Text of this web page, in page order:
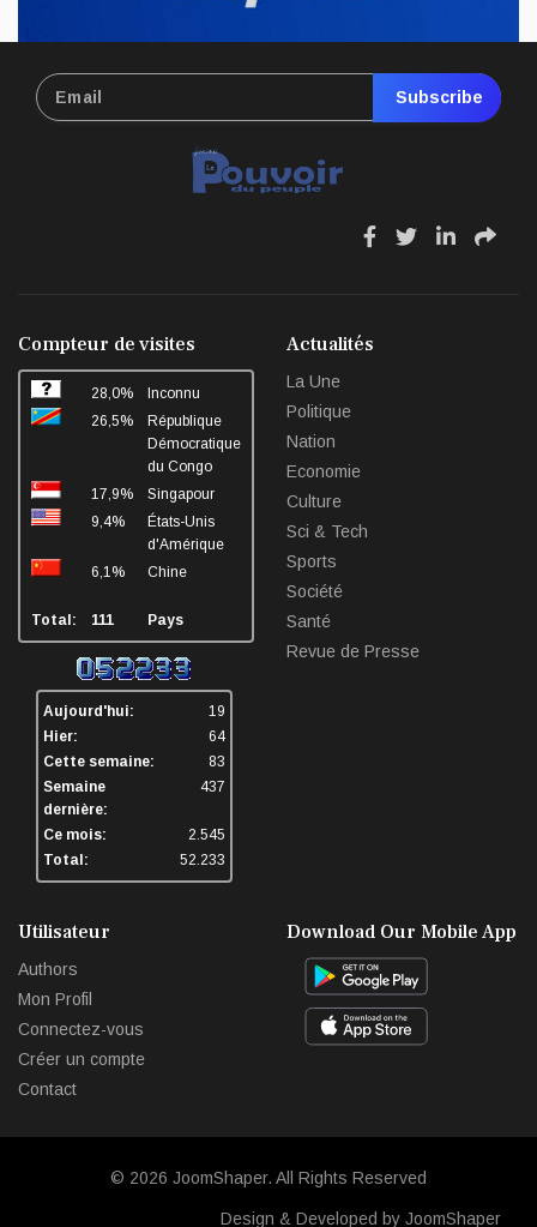
Subscribe
fa
fa
fa
fa
Compteur de visites
28,0%
Inconnu
26,5%
République
Démocratique
du Congo
17,9%
Singapour
9,4%
États-Unis
d'Amérique
6,1%
Chine
Total: 111 Pays
Aujourd'hui:
19
Hier:
64
Cette semaine:
83
Semaine
dernière:
437
Ce mois:
2.545
Total:
52.233
Actualités
La Une
Politique
Nation
Economie
Culture
Sci & Tech
Sports
Société
Santé
Revue de Presse
Utilisateur
Authors
Mon Profil
Connectez-vous
Créer un compte
Contact
Download Our Mobile App
© 2026 JoomShaper. All Rights Reserved
Design & Developed by JoomShaper